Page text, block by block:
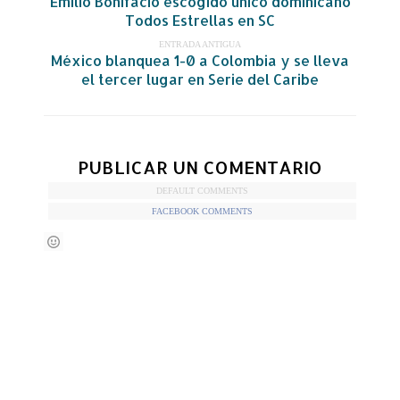
Todos Estrellas en SC
ENTRADA ANTIGUA
México blanquea 1-0 a Colombia y se lleva
el tercer lugar en Serie del Caribe
PUBLICAR UN COMENTARIO
DEFAULT COMMENTS
FACEBOOK COMMENTS